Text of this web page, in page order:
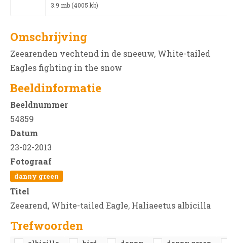
3.9 mb (4005 kb)
Omschrijving
Zeearenden vechtend in de sneeuw, White-tailed
Eagles fighting in the snow
Beeldinformatie
Beeldnummer
54859
Datum
23-02-2013
Fotograaf
danny green
Titel
Zeearend, White-tailed Eagle, Haliaeetus albicilla
Trefwoorden